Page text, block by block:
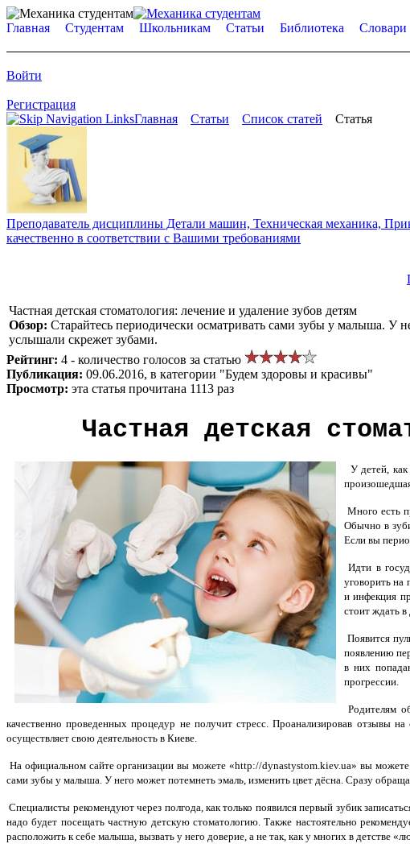
Главная Студентам Школьникам Статьи Библиотека Словари
Войти
Регистрация
Главная
Статьи Список статей Статья
Преподаватель дисциплины Детали машин, Техническая механика,
качественно в соответствии с Вашими требованиями
Частная детская стоматология: лечение и удаление зубов детям
Обзор: Старайтесь периодически осматривать сами зубы у малыша. У
услышали скрежет зубами.
Рейтинг: 4 - количество голосов за статью
Публикация: 09.06.2016, в категории "Будем здоровы и красивы"
Просмотр: эта статья прочитана 1113 раз
Частная детская
У детей,
Много есть
Обычно в
Если вы
Идти в
уговорить на
и инфекция
стоит ждать
Появится
появлению
в них
прогрессии.
Родителям
качественно проведенных процедур не получит стресс. Проанализировав отзывы
осуществляет свою деятельность в Киеве.
На официальном сайте организации вы можете «http://dynastystom.kiev.ua» вы
сами зубы у малыша. У него может потемнеть эмаль, изменить цвет дёсна. Сразу
Специалисты рекомендуют через полгода, как только появился первый зубик
надо будет посещать частную детскую стоматологию. Также настоятельно
расположить к себе малыша, вызвать у него доверие, а не так, как у многих в